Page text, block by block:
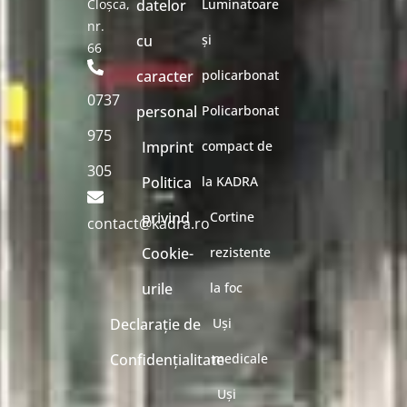
Cloșca,
nr.
66
0737
975
305
contact@kadra.ro
datelor
cu
caracter
personal
Imprint
Politica
privind
Cookie-
urile
Declarație de
Confidențialitate
Luminatoare
și
policarbonat
Policarbonat
compact de
la KADRA
Cortine
rezistente
la foc
Uși
medicale
Uși